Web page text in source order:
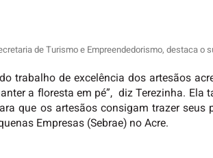
de Turismo e Empreendedorismo, destaca
trabalho de excelência dos artesãos
a floresta em pé”, diz Terezinha.
que os artesãos consigam trazer
Empresas (Sebrae) no Acre.